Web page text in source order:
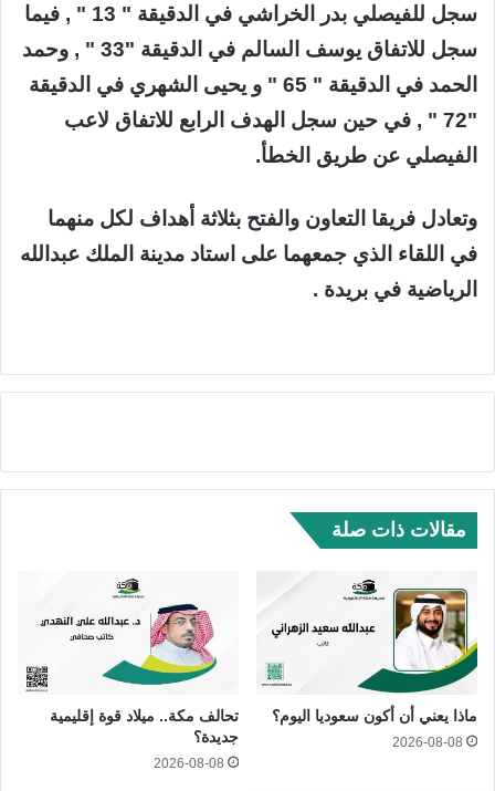
سجل للفيصلي بدر الخراشي في الدقيقة " 13 " , فيما
سجل للاتفاق يوسف السالم في الدقيقة "33 " , وحمد
الحمد في الدقيقة " 65 " و يحيى الشهري في الدقيقة
"72 " , في حين سجل الهدف الرابع للاتفاق لاعب
الفيصلي عن طريق الخطأ.
وتعادل فريقا التعاون والفتح بثلاثة أهداف لكل منهما
في اللقاء الذي جمعهما على استاد مدينة الملك عبدالله
الرياضية في بريدة .
مقالات ذات صلة
ماذا يعني أن أكون سعوديا اليوم؟
2026-08-08
تحالف مكة.. ميلاد قوة إقليمية
جديدة؟
2026-08-08